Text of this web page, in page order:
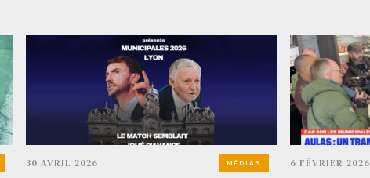
30 AVRIL 2026 MÉDIAS 6 FÉVRIER 2026